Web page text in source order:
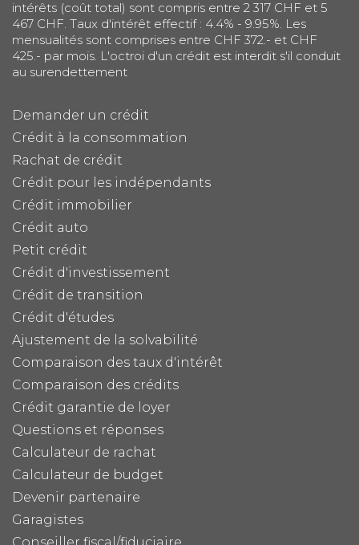
intérêts (coût total) sont compris entre 2 317 CHF et 5
467 CHF. Taux d'intérêt effectif : 4.4% - 9.95%. Les
mensualités sont comprises entre CHF 372.- et CHF
425.- par mois. L'octroi d'un crédit est interdit s'il conduit
au surendettement
Demander un crédit
Crédit à la consommation
Rachat de crédit
Crédit pour les indépendants
Crédit immobilier
Crédit auto
Petit crédit
Crédit d'investissement
Crédit de transition
Crédit d'études
Ajustement de la solvabilité
Comparaison des taux d'intérêt
Comparaison des crédits
Crédit garantie de loyer
Questions et réponses
Calculateur de rachat
Calculateur de budget
Devenir partenaire
Garagistes
Conseiller fiscal/fiduciaire